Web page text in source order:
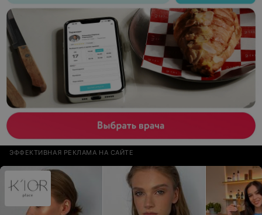
ЭФФЕКТИВНАЯ РЕКЛАМА НА САЙТЕ